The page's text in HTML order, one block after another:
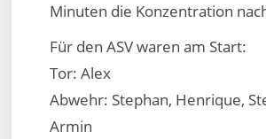
Minuten die Konzentration
Für den ASV waren am Start:
Tor: Alex
Abwehr: Stephan, Henrique,
Armin